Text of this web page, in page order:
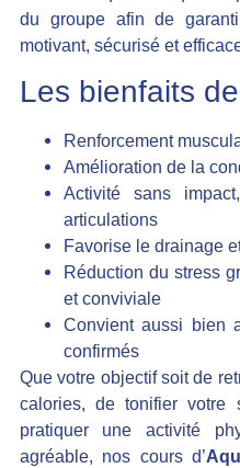
du groupe afin de
motivant, sécurisé et
Les bienfaits
Renforcement
Amélioration de la
Activité sans
articulations
Favorise le drainage
Réduction du stress
et conviviale
Convient aussi bien
confirmés
Que votre objectif soit de
calories, de tonifier votre
pratiquer une activité
agréable, nos cours d’